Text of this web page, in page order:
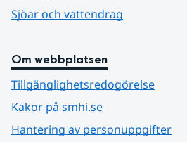
Sjöar och vattendrag
Om webbplatsen
Tillgänglighetsredogörelse
Kakor på smhi.se
Hantering av personuppgifter